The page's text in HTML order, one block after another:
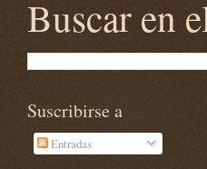
Buscar en
Suscribirse a
Entradas